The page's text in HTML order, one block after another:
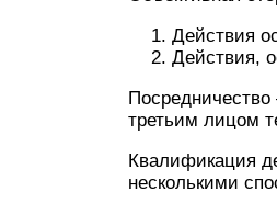
Действия
Действия,
третьим лицом
Квалификация
несколькими